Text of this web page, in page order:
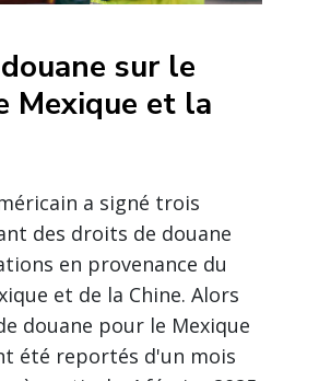
sur le
Mexique et la
a signé trois
des droits de douane
en provenance du
et de la Chine. Alors
douane pour le Mexique
été reportés d'un mois